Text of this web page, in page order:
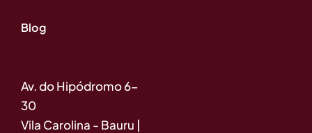
Blog
Av. do Hipódromo 6-
30
Vila Carolina - Bauru |